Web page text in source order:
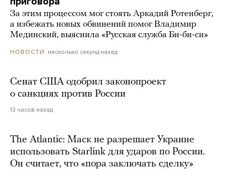
За этим процессом мог стоять Аркадий Ротенберг,
а избежать новых обвинений помог Владимир
Мединский, выяснила «Русская служба Би-би-си»
НОВОСТИ несколько секунд назад
Сенат США одобрил законопроект
о санкциях против России
13 часов назад
The Atlantic: Маск не разрешает Украине
использовать Starlink для ударов по России.
Он считает, что «пора заключать сделку»